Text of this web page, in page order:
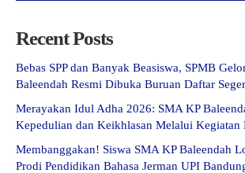
Recent Posts
Bebas SPP dan Banyak Beasiswa, SPMB
Baleendah Resmi Dibuka Buruan Daftar
Merayakan Idul Adha 2026: SMA KP
Kepedulian dan Keikhlasan Melalui Kegiatan
Membanggakan! Siswa SMA KP Baleendah
Prodi Pendidikan Bahasa Jerman UPI